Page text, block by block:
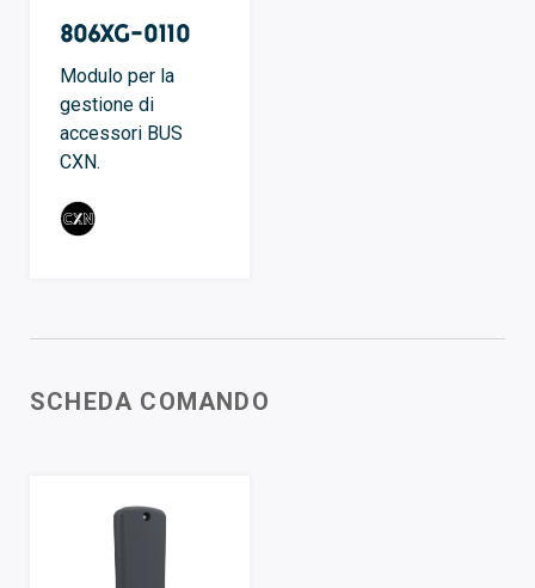
806XG-0110
Modulo per la
gestione di
accessori BUS
CXN.
SCHEDA COMANDO